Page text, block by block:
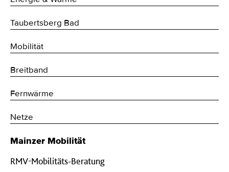
Taubertsberg Bad
Mobilität
Breitband
Fernwärme
Netze
Mainzer Mobilität
RMV-Mobilitäts-Beratung